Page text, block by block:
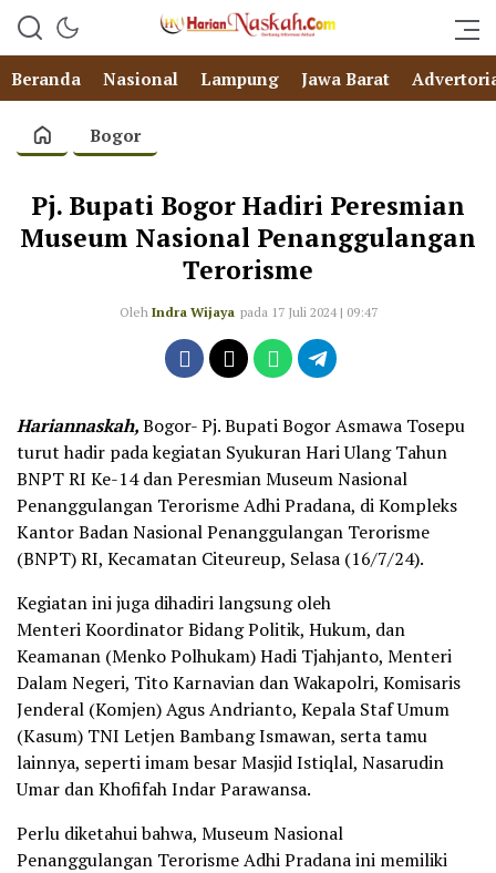
Beranda Nasional Lampung Jawa Barat
Bogor
Pj. Bupati Bogor Hadiri Peresmian
Museum Nasional Penanggulangan
Terorisme
Oleh Indra Wijaya pada 17 Juli 2024 | 09:47
Hariannaskah,Bogor- Pj. Bupati Bogor Asmawa Tosepu
turut hadir pada kegiatan Syukuran Hari Ulang Tahun
BNPT RI Ke-14 dan Peresmian Museum Nasional
Penanggulangan Terorisme Adhi Pradana, di Kompleks
Kantor Badan Nasional Penanggulangan Terorisme
(BNPT) RI, Kecamatan Citeureup, Selasa (16/7/24).
Kegiatan ini juga dihadiri langsung oleh
Menteri Koordinator Bidang Politik, Hukum, dan
Keamanan (Menko Polhukam) Hadi Tjahjanto, Menteri
Dalam Negeri, Tito Karnavian dan Wakapolri, Komisaris
Jenderal (Komjen) Agus Andrianto, Kepala Staf Umum
(Kasum) TNI Letjen Bambang Ismawan, serta tamu
lainnya, seperti imam besar Masjid Istiqlal, Nasarudin
Umar dan Khofifah Indar Parawansa.
Perlu diketahui bahwa, Museum Nasional
Penanggulangan Terorisme Adhi Pradana ini memiliki